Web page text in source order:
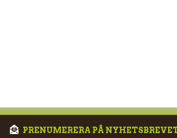
PRENUMERERA PÅ